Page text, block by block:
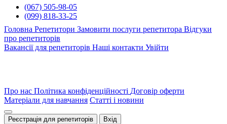
(067) 505-98-05
(099) 818-33-25
Головна Репетитори Замовити послуги репетитора Відгуки
про репетиторів
Вакансії для репетиторів Наші контакти Увійти
Про нас Політика конфіденційності Договір оферти
Матеріали для навчання Статті і новини
Реєстрація для репетиторів Вхід